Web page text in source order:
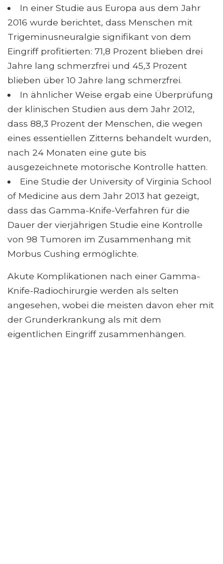
In einer Studie aus Europa aus dem Jahr
2016 wurde berichtet, dass Menschen mit
Trigeminusneuralgie signifikant von dem
Eingriff profitierten: 71,8 Prozent blieben drei
Jahre lang schmerzfrei und 45,3 Prozent
blieben über 10 Jahre lang schmerzfrei.
In ähnlicher Weise ergab eine Überprüfung
der klinischen Studien aus dem Jahr 2012,
dass 88,3 Prozent der Menschen, die wegen
eines essentiellen Zitterns behandelt wurden,
nach 24 Monaten eine gute bis
ausgezeichnete motorische Kontrolle hatten.
Eine Studie der University of Virginia School
of Medicine aus dem Jahr 2013 hat gezeigt,
dass das Gamma-Knife-Verfahren für die
Dauer der vierjährigen Studie eine Kontrolle
von 98 Tumoren im Zusammenhang mit
Morbus Cushing ermöglichte.
Akute Komplikationen nach einer Gamma-
Knife-Radiochirurgie werden als selten
angesehen, wobei die meisten davon eher mit
der Grunderkrankung als mit dem
eigentlichen Eingriff zusammenhängen.